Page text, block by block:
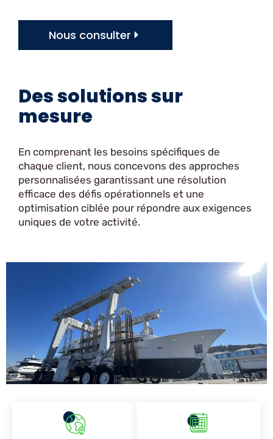
Nous consulter
Des solutions sur
mesure
En comprenant les besoins spécifiques de
chaque client, nous concevons des approches
personnalisées garantissant une résolution
efficace des défis opérationnels et une
optimisation ciblée pour répondre aux exigences
uniques de votre activité.